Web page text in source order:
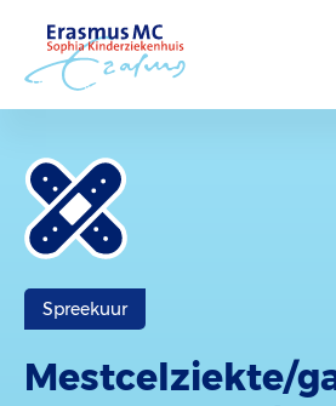
Spreekuur
Mestcelziekte/